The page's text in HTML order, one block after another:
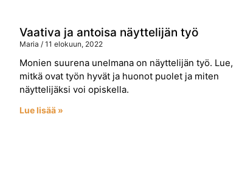
Vaativa ja antoisa näyttelijän työ
Maria 11 elokuun, 2022
Monien suurena unelmana on näyttelijän työ. Lue,
mitkä ovat työn hyvät ja huonot puolet ja miten
näyttelijäksi voi opiskella.
Lue lisää »